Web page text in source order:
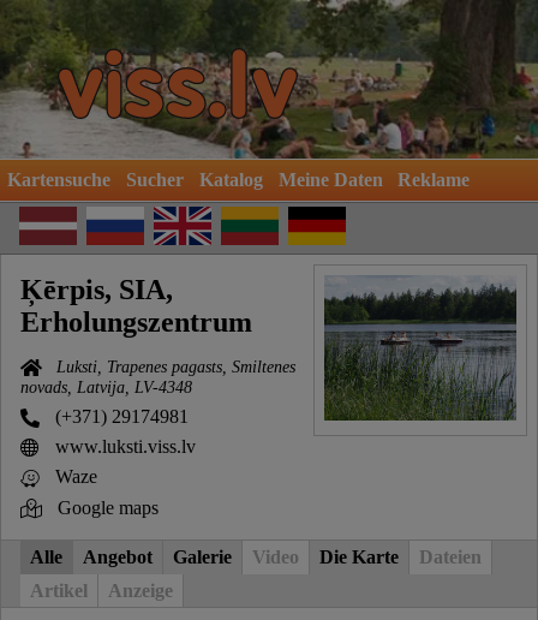
Kartensuche Sucher Katalog Meine Daten Reklame
Ķērpis, SIA,
Erholungszentrum
Luksti, Trapenes pagasts, Smiltenes
novads, Latvija, LV-4348
(+371) 29174981
www.luksti.viss.lv
Waze
Google maps
Alle Angebot Galerie Video Die Karte
Dateien
Artikel
Anzeige